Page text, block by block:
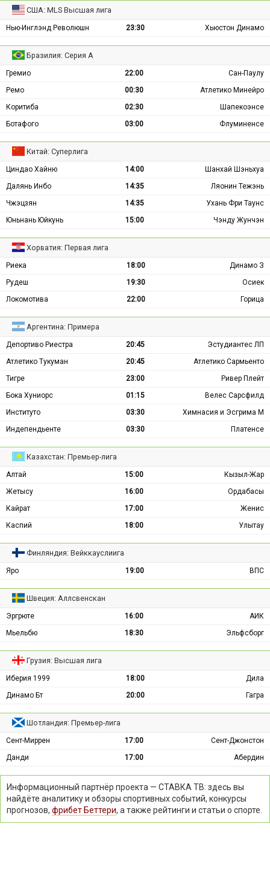
США: MLS Высшая лига
Нью-Инглэнд Революшн 23:30 Хьюстон Динамо
Бразилия: Серия А
Гремио 22:00
Сан-Паулу
Ремо
00:30
Атлетико Минейро
Коритиба
02:30
Шапекоэнсе
Ботафого
03:00 Флуминенсе
Китай: Суперлига
Циндао Хайню 14:00
Шанхай Шэньхуа
Далянь Инбо
14:35
Ляонин Тежэнь
Чжэцзян
14:35
Ухань Фри Таунс
Юньнань Юйкунь
15:00 Чэнду Жунчэн
Хорватия: Первая лига
Риека 18:00
Динамо З
Рудеш
19:30
Осиек
Локомотива
22:00 Горица
Аргентина: Примера
Депортиво Риестра 20:45
Эстудиантес ЛП
Атлетико Тукуман
20:45
Атлетико Сармьенто
Тигре
23:00
Ривер Плейт
Бока Хуниорс
01:15
Велес Сарсфилд
Институто
03:30
Химнасия и Эсгрима М
Индепендьенте
03:30 Платенсе
Казахстан: Премьер-лига
Алтай 15:00
Кызыл-Жар
Жетысу
16:00
Ордабасы
Кайрат
17:00
Женис
Каспий
18:00 Улытау
Финляндия: Вейккауслиига
Яро 19:00 ВПС
Швеция: Аллсвенскан
Эргрюте 16:00
АИК
Мьельбю
18:30 Эльфсборг
Грузия: Высшая лига
Иберия 1999 18:00
Дила
Динамо Бт
20:00 Гагра
Шотландия: Премьер-лига
Сент-Миррен 17:00
Сент-Джонстон
Данди
17:00 Абердин
Информационный партнёр проекта — СТАВКА ТВ: здесь вы
найдёте аналитику и обзоры спортивных событий, конкурсы
прогнозов, фрибет Беттери, а также рейтинги и статьи о спорте.